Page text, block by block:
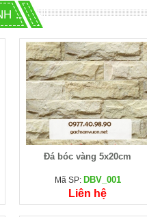
SẢN PHẨM CÙNG DANH MỤC
Đá bóc vàng 5x20cm
Mã SP: DBV_001
Liên hệ